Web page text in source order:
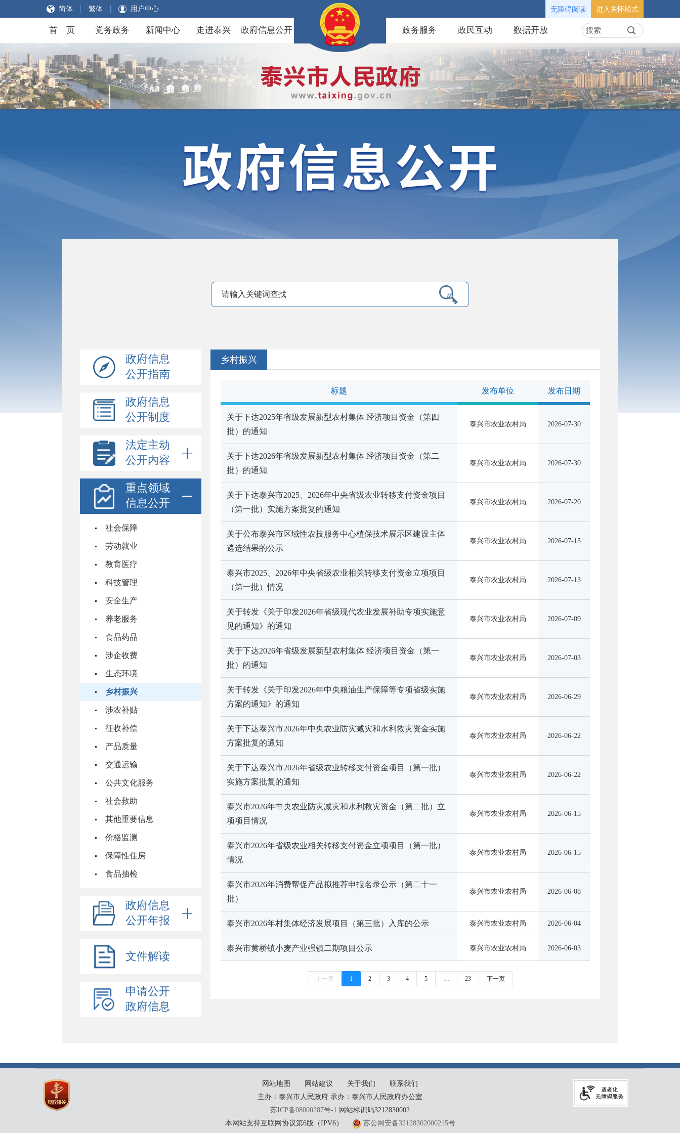
简体 繁体 用户中心 无障碍阅读 进入关怀模式
首 页 党务政务 新闻中心 走进泰兴 政府信息公开 政务服务 政民互动 数据开放
政府信息
公开指南
政府信息
公开制度
法定主动
公开内容
重点领域
信息公开
社会保障
劳动就业
教育医疗
科技管理
安全生产
养老服务
食品药品
涉企收费
生态环境
乡村振兴
涉农补贴
征收补偿
产品质量
交通运输
公共文化服务
社会救助
其他重要信息
价格监测
保障性住房
食品抽检
政府信息
公开年报
文件解读
申请公开
政府信息
乡村振兴
标题 发布单位 发布日期
关于下达2025年省级发展新型农村集体 经济项目资金（第四
批）的通知
泰兴市农业农村局 2026-07-30
关于下达2026年省级发展新型农村集体 经济项目资金（第二
批）的通知
泰兴市农业农村局 2026-07-30
关于下达泰兴市2025、2026年中央省级农业转移支付资金项目
（第一批）实施方案批复的通知
泰兴市农业农村局 2026-07-20
关于公布泰兴市区域性农技服务中心植保技术展示区建设主体
遴选结果的公示
泰兴市农业农村局 2026-07-15
泰兴市2025、2026年中央省级农业相关转移支付资金立项项目
（第一批）情况
泰兴市农业农村局 2026-07-13
关于转发《关于印发2026年省级现代农业发展补助专项实施意
见的通知》的通知
泰兴市农业农村局 2026-07-09
关于下达2026年省级发展新型农村集体 经济项目资金（第一
批）的通知
泰兴市农业农村局 2026-07-03
关于转发《关于印发2026年中央粮油生产保障等专项省级实施
方案的通知》的通知
泰兴市农业农村局 2026-06-29
关于下达泰兴市2026年中央农业防灾减灾和水利救灾资金实施
方案批复的通知
泰兴市农业农村局 2026-06-22
关于下达泰兴市2026年省级农业转移支付资金项目（第一批）
实施方案批复的通知
泰兴市农业农村局 2026-06-22
泰兴市2026年中央农业防灾减灾和水利救灾资金（第二批）立
项项目情况
泰兴市农业农村局 2026-06-15
泰兴市2026年省级农业相关转移支付资金立项项目（第一批）
情况
泰兴市农业农村局 2026-06-15
泰兴市2026年消费帮促产品拟推荐申报名录公示（第二十一
批）
泰兴市农业农村局 2026-06-08
泰兴市2026年村集体经济发展项目（第三批）入库的公示 泰兴市农业农村局 2026-06-04
泰兴市黄桥镇小麦产业强镇二期项目公示 泰兴市农业农村局 2026-06-03
上一页 1 2 3 4 5 … 23 下一页
网站地图 网站建议 关于我们
联系我们
主办：泰兴市人民政府 承办：泰兴市人民政府办公室
苏ICP备08000287号-1 网站标识码3212830002
本网站支持互联网协议第6版（IPV6）
苏公网安备32128302000215号